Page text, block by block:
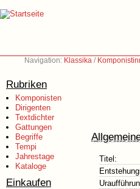
Navigation: Klassika /
Rubriken
Komponisten
Dirigenten
Textdichter
Gattungen
Begriffe
Tempi
Jahrestage
Kataloge
Einkaufen
Titel: